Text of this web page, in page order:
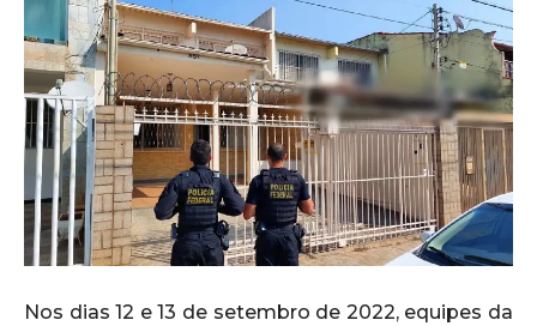
Nos dias 12 e 13 de setembro de 2022, equipes da